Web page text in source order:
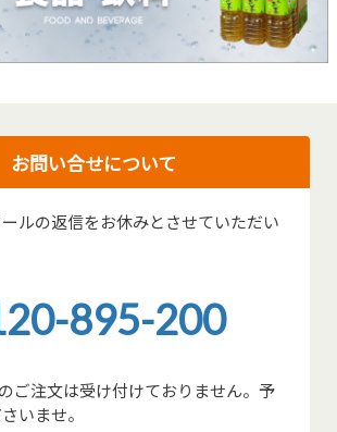
お問い合せについて
ルの返信をお休みとさせていただい
895-200
ご注文は受け付けておりません。予
いませ。